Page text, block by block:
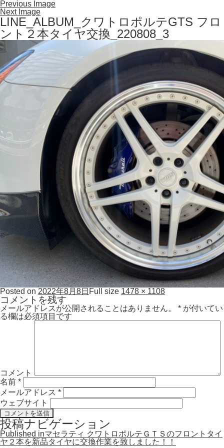
Previous Image
Next Image
LINE_ALBUM_クワトロポルテGTS フロ
ント２本タイヤ交換_220808_3
Posted on 2022年8月8日 Full size 1478 × 1108
コメントを残す
メールアドレスが公開されることはありません。 * が付いてい
る欄は必須項目です
コメント
名前 *
メールアドレス *
ウェブサイト
投稿ナビゲーション
Published inマセラティ クワトロポルテＧＴＳのフロントタイ
ヤ２本を新品タイヤに交換作業を致しました！！